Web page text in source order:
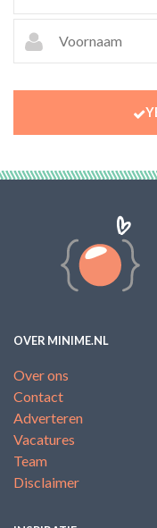
OVER MINIME.NL
Over ons
Contact
Adverteren
Vacatures
Team
Disclaimer